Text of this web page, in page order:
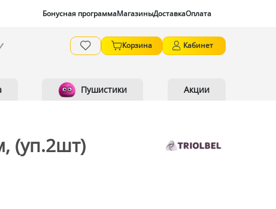
Бонусная программаМагазиныДоставкаОплата
Корзина Кабинет
Пушистики Акции
(уп.2шт)